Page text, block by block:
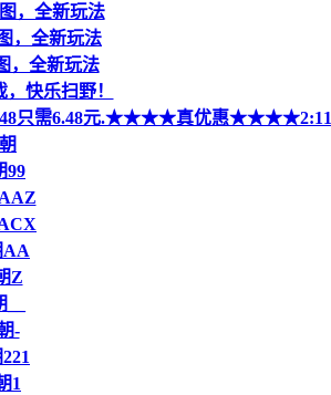
，全新玩法
，全新玩法
，全新玩法
快乐扫野！
只需6.48元.★★★★真优惠★★★★2:11
99
AA
Z
-
1